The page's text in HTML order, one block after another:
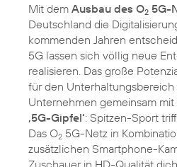
Mit dem Ausbau des O2 5G-
Deutschland die
kommenden Jahren
5G lassen sich völlig neue
realisieren. Das große
für den Unterhaltungsbereich
Unternehmen gemeinsam
‚5G-Gipfel‘: Spitzen-Sport
Das O2 5G-Netz in
zusätzlichen Smartphone-
Zuschauer in HD-Qualität